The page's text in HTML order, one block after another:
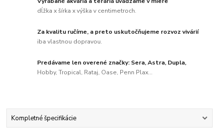
dĺžka x šírka x výška v centimetroch.
Za kvalitu ručíme, a preto uskutočňujeme rozvoz vivárií
iba vlastnou dopravou.
Predávame len overené značky: Sera, Astra, Dupla,
Hobby, Tropical, Rataj, Oase, Penn Plax...
Kompletné špecifikácie